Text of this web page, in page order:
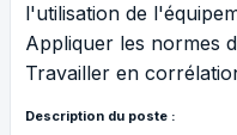
l'utilisation de
Appliquer les normes
Travailler en
Description du poste :